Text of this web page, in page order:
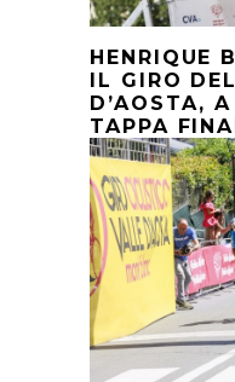
HENRIQUE
IL GIRO
D’AOSTA,
TAPPA